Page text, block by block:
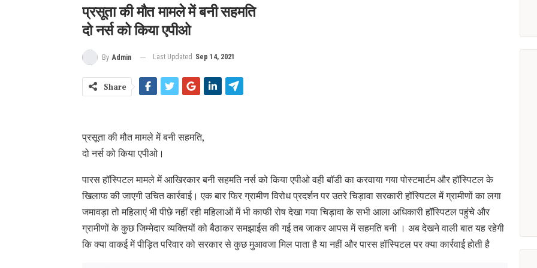
प्रसूता की मौत मामले में बनी सहमति
दो नर्स को किया एपीओ
By Admin Last Updated Sep 14, 2021
Share
प्रसूता की मौत मामले में बनी सहमति,
दो नर्स को किया एपीओ।
पारस हॉस्पिटल मामले में आखिरकार बनी सहमति नर्स को किया एपीओ वही बॉडी का करवाया गया पोस्टमार्टम और हॉस्पिटल के
खिलाफ की जाएगी उचित कार्रवाई। एक बार फिर ग्रामीण विरोध प्रदर्शन पर उतरे चिड़ावा सरकारी हॉस्पिटल में ग्रामीणों का लगा
जमावड़ा तो महिलाएं भी पीछे नहीं रही महिलाओं में भी काफी रोष देखा गया चिड़ावा के सभी आला अधिकारी हॉस्पिटल पहुंचे और
ग्रामीणों के कुछ जिम्मेदार व्यक्तियों को बैठाकर समझाईस की गई तब जाकर आपस में सहमति बनी । अब देखने वाली बात यह रहेगी
कि क्या वाकई में पीड़ित परिवार को सरकार से कुछ मुआवजा मिल पाता है या नहीं और पारस हॉस्पिटल पर क्या कार्रवाई होती है